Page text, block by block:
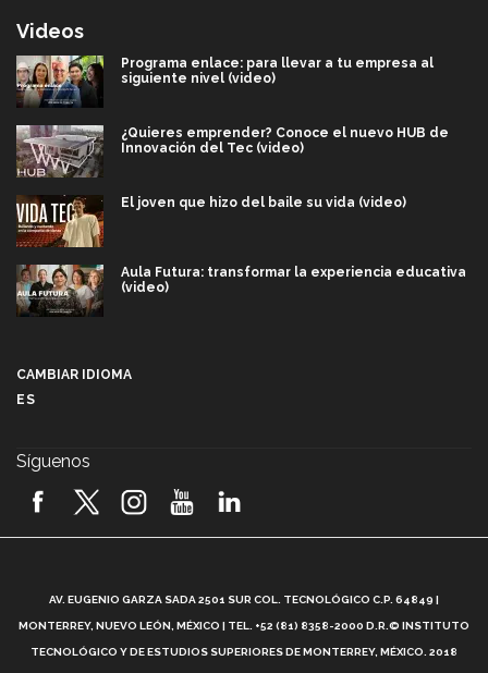
Videos
Programa enlace: para llevar a tu empresa al
siguiente nivel (video)
¿Quieres emprender? Conoce el nuevo HUB de
Innovación del Tec (video)
El joven que hizo del baile su vida (video)
Aula Futura: transformar la experiencia educativa
(video)
2026! (video)
¿Cómo es el Modelo Educativo Tec? (video)
CAMBIAR IDIOMA
ES
Síguenos
AV. EUGENIO GARZA SADA 2501 SUR COL. TECNOLÓGICO C.P. 64849 |
MONTERREY, NUEVO LEÓN, MÉXICO | TEL. +52 (81) 8358-2000 D.R.© INSTITUTO
TECNOLÓGICO Y DE ESTUDIOS SUPERIORES DE MONTERREY, MÉXICO. 2018